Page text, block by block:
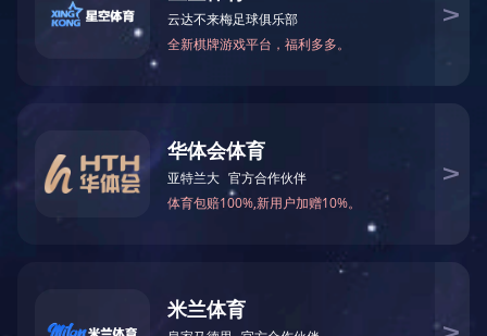
BYG25-11